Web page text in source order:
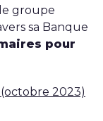
le groupe
sa Banque
pour
2023)